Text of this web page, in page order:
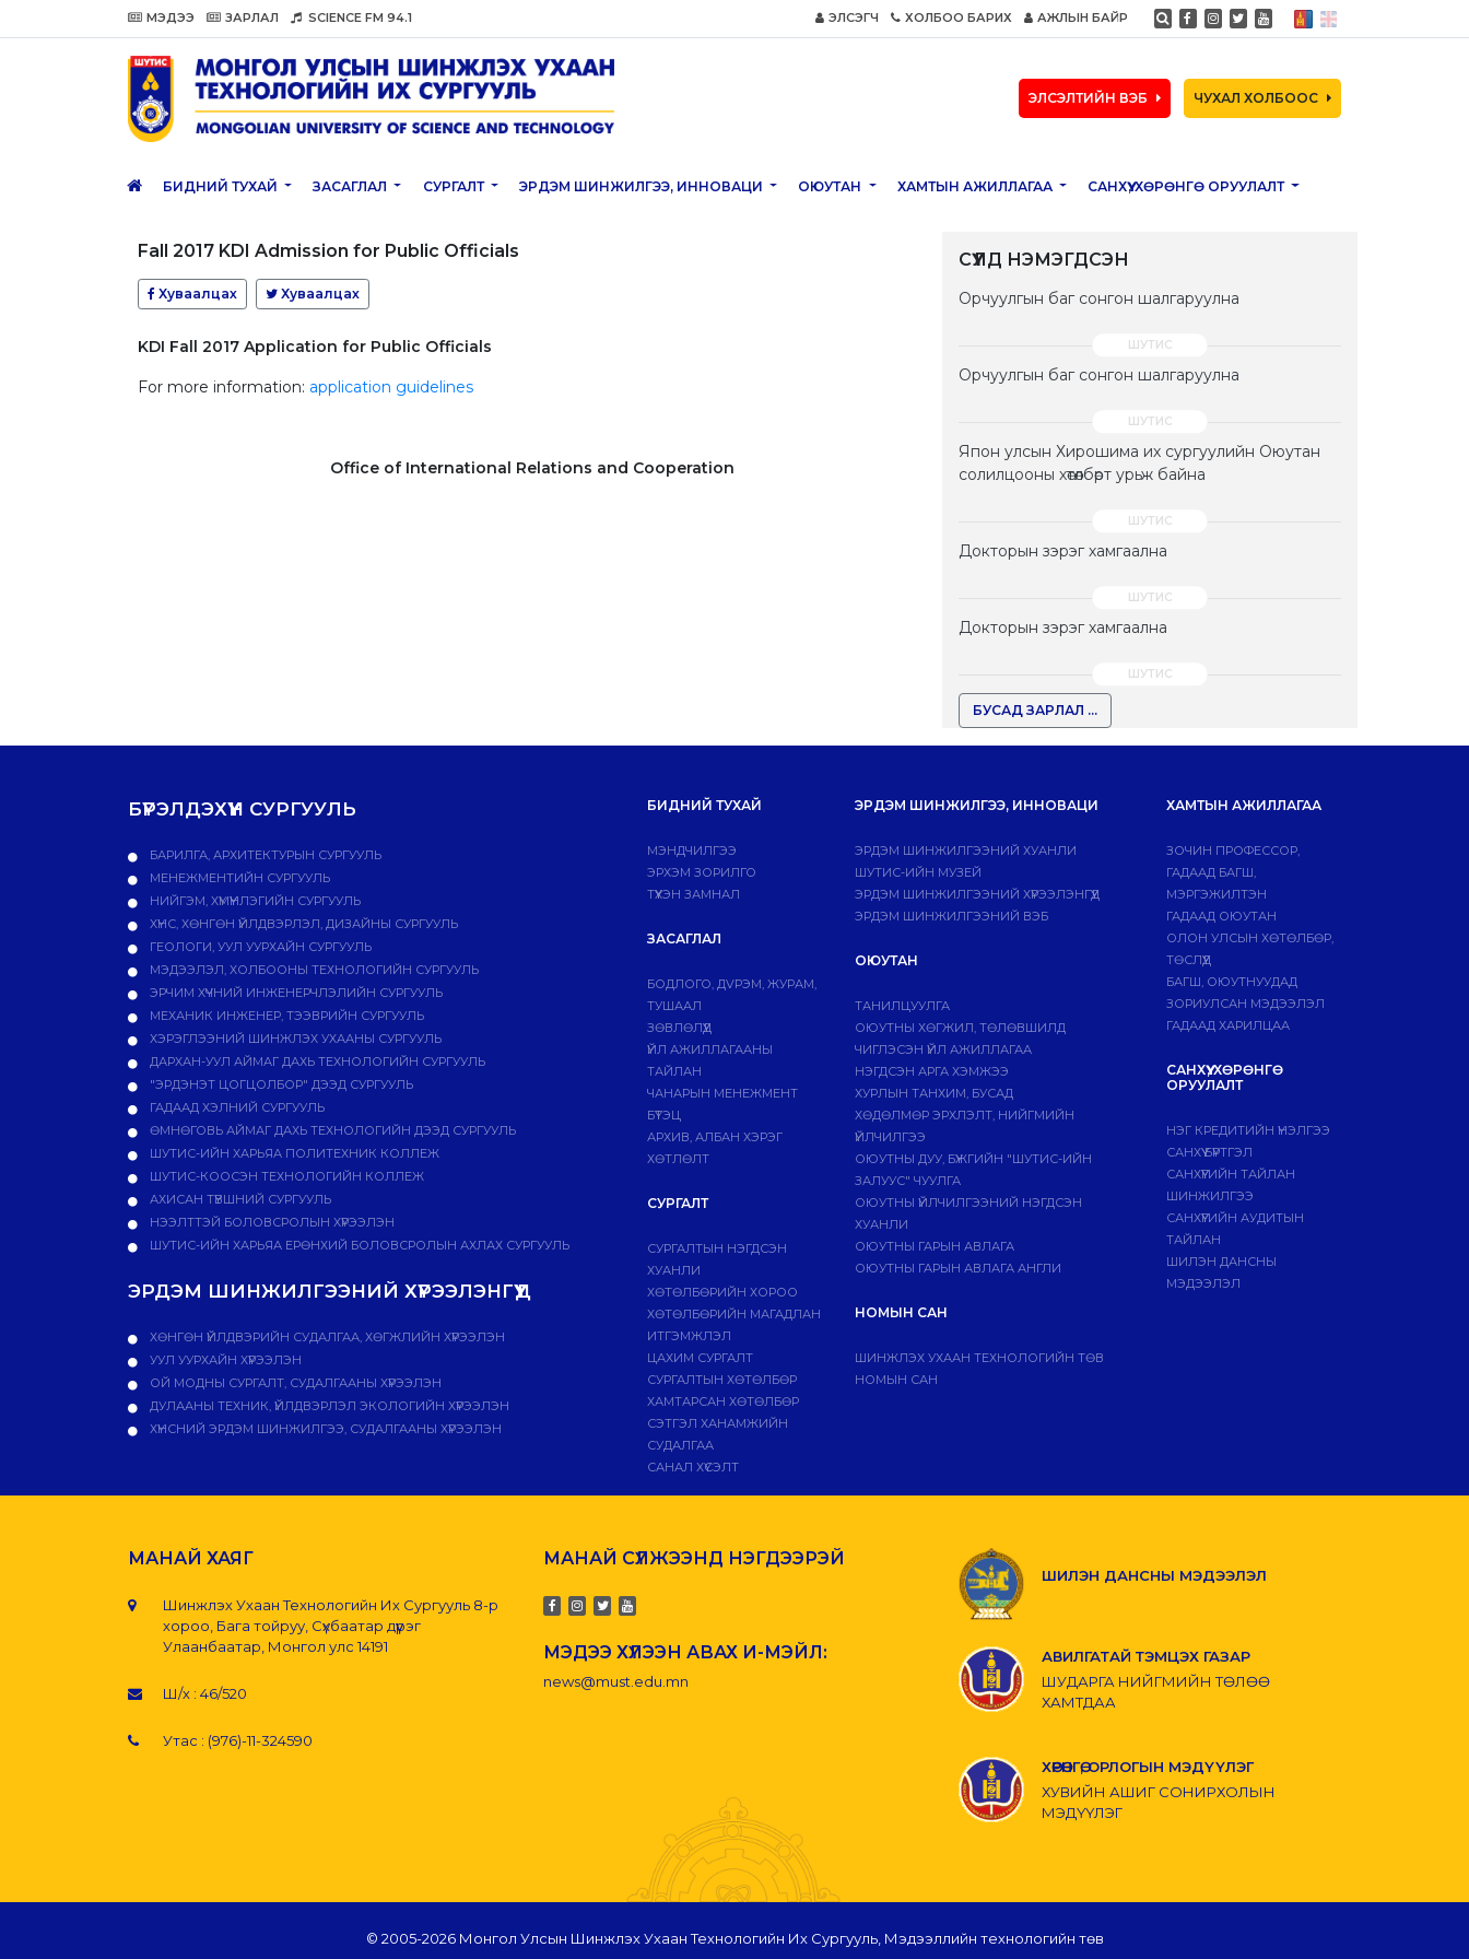
МЭДЭЭ ЗАРЛАЛ SCIENCE FM 94.1 ЭЛСЭГЧ ХОЛБОО БАРИХ АЖЛЫН БАЙР
ЭЛСЭЛТИЙН ВЭБ ЧУХАЛ ХОЛБООС
БИДНИЙ ТУХАЙ ЗАСАГЛАЛ СУРГАЛТ ЭРДЭМ ШИНЖИЛГЭЭ, ИННОВАЦИ ОЮУТАН ХАМТЫН АЖИЛЛАГАА САНХҮҮ, ХӨРӨНГӨ ОРУУЛАЛТ
Fall 2017 KDI Admission for Public Officials
Хуваалцах Хуваалцах
KDI Fall 2017 Application for Public Officials
For more information: application guidelines
Office of International Relations and Cooperation
СҮҮЛД НЭМЭГДСЭН
Орчуулгын баг сонгон шалгаруулна
Орчуулгын баг сонгон шалгаруулна
Япон улсын Хирошима их сургуулийн Оюутан
солилцооны хөтөлбөрт урьж байна
Докторын зэрэг хамгаална
Докторын зэрэг хамгаална
БУСАД ЗАРЛАЛ ...
БҮРЭЛДЭХҮҮН СУРГУУЛЬ
БАРИЛГА, АРХИТЕКТУРЫН СУРГУУЛЬ
МЕНЕЖМЕНТИЙН СУРГУУЛЬ
НИЙГЭМ, ХҮМҮҮНЛЭГИЙН СУРГУУЛЬ
ХҮНС, ХӨНГӨН ҮЙЛДВЭРЛЭЛ, ДИЗАЙНЫ СУРГУУЛЬ
ГЕОЛОГИ, УУЛ УУРХАЙН СУРГУУЛЬ
МЭДЭЭЛЭЛ, ХОЛБООНЫ ТЕХНОЛОГИЙН СУРГУУЛЬ
ЭРЧИМ ХҮЧНИЙ ИНЖЕНЕРЧЛЭЛИЙН СУРГУУЛЬ
МЕХАНИК ИНЖЕНЕР, ТЭЭВРИЙН СУРГУУЛЬ
ХЭРЭГЛЭЭНИЙ ШИНЖЛЭХ УХААНЫ СУРГУУЛЬ
ДАРХАН-УУЛ АЙМАГ ДАХЬ ТЕХНОЛОГИЙН СУРГУУЛЬ
"ЭРДЭНЭТ ЦОГЦОЛБОР" ДЭЭД СУРГУУЛЬ
ГАДААД ХЭЛНИЙ СУРГУУЛЬ
ӨМНӨГОВЬ АЙМАГ ДАХЬ ТЕХНОЛОГИЙН ДЭЭД СУРГУУЛЬ
ШУТИС-ИЙН ХАРЬЯА ПОЛИТЕХНИК КОЛЛЕЖ
ШУТИС-КООСЭН ТЕХНОЛОГИЙН КОЛЛЕЖ
АХИСАН ТҮВШНИЙ СУРГУУЛЬ
НЭЭЛТТЭЙ БОЛОВСРОЛЫН ХҮРЭЭЛЭН
ШУТИС-ИЙН ХАРЬЯА ЕРӨНХИЙ БОЛОВСРОЛЫН АХЛАХ СУРГУУЛЬ
ЭРДЭМ ШИНЖИЛГЭЭНИЙ ХҮРЭЭЛЭНГҮҮД
ХӨНГӨН ҮЙЛДВЭРИЙН СУДАЛГАА, ХӨГЖЛИЙН ХҮРЭЭЛЭН
УУЛ УУРХАЙН ХҮРЭЭЛЭН
ОЙ МОДНЫ СУРГАЛТ, СУДАЛГААНЫ ХҮРЭЭЛЭН
ДУЛААНЫ ТЕХНИК, ҮЙЛДВЭРЛЭЛ ЭКОЛОГИЙН ХҮРЭЭЛЭН
ХҮНСНИЙ ЭРДЭМ ШИНЖИЛГЭЭ, СУДАЛГААНЫ ХҮРЭЭЛЭН
БИДНИЙ ТУХАЙ
МЭНДЧИЛГЭЭ
ЭРХЭМ ЗОРИЛГО
ТҮҮХЭН ЗАМНАЛ
ЗАСАГЛАЛ
БОДЛОГО, ДVРЭМ, ЖУРАМ,
ТУШААЛ
ЗӨВЛӨЛҮҮД
ҮЙЛ АЖИЛЛАГААНЫ
ТАЙЛАН
ЧАНАРЫН МЕНЕЖМЕНТ
БҮТЭЦ
АРХИВ, АЛБАН ХЭРЭГ
ХӨТЛӨЛТ
СУРГАЛТ
СУРГАЛТЫН НЭГДСЭН
ХУАНЛИ
ХӨТӨЛБӨРИЙН ХОРОО
ХӨТӨЛБӨРИЙН МАГАДЛАН
ИТГЭМЖЛЭЛ
ЦАХИМ СУРГАЛТ
СУРГАЛТЫН ХӨТӨЛБӨР
ХАМТАРСАН ХӨТӨЛБӨР
СЭТГЭЛ ХАНАМЖИЙН
СУДАЛГАА
САНАЛ ХҮСЭЛТ
ЭРДЭМ ШИНЖИЛГЭЭ, ИННОВАЦИ
ЭРДЭМ ШИНЖИЛГЭЭНИЙ ХУАНЛИ
ШУТИС-ИЙН МУЗЕЙ
ЭРДЭМ ШИНЖИЛГЭЭНИЙ ХҮРЭЭЛЭНГҮҮД
ЭРДЭМ ШИНЖИЛГЭЭНИЙ ВЭБ
ОЮУТАН
ТАНИЛЦУУЛГА
ОЮУТНЫ ХӨГЖИЛ, ТӨЛӨВШИЛД
ЧИГЛЭСЭН ҮЙЛ АЖИЛЛАГАА
НЭГДСЭН АРГА ХЭМЖЭЭ
ХУРЛЫН ТАНХИМ, БУСАД
ХӨДӨЛМӨР ЭРХЛЭЛТ, НИЙГМИЙН
ҮЙЛЧИЛГЭЭ
ОЮУТНЫ ДУУ, БҮЖГИЙН "ШУТИС-ИЙН
ЗАЛУУС" ЧУУЛГА
ОЮУТНЫ ҮЙЛЧИЛГЭЭНИЙ НЭГДСЭН
ХУАНЛИ
ОЮУТНЫ ГАРЫН АВЛАГА
ОЮУТНЫ ГАРЫН АВЛАГА АНГЛИ
НОМЫН САН
ШИНЖЛЭХ УХААН ТЕХНОЛОГИЙН ТӨВ
НОМЫН САН
ХАМТЫН АЖИЛЛАГАА
ЗОЧИН ПРОФЕССОР,
ГАДААД БАГШ,
МЭРГЭЖИЛТЭН
ГАДААД ОЮУТАН
ОЛОН УЛСЫН ХӨТӨЛБӨР,
ТӨСЛҮҮД
БАГШ, ОЮУТНУУДАД
ЗОРИУЛСАН МЭДЭЭЛЭЛ
ГАДААД ХАРИЛЦАА
САНХҮҮ, ХӨРӨНГӨ
ОРУУЛАЛТ
НЭГ КРЕДИТИЙН ҮНЭЛГЭЭ
САНХҮҮ БҮРТГЭЛ
САНХҮҮГИЙН ТАЙЛАН
ШИНЖИЛГЭЭ
САНХҮҮГИЙН АУДИТЫН
ТАЙЛАН
ШИЛЭН ДАНСНЫ
МЭДЭЭЛЭЛ
МАНАЙ ХАЯГ
Шинжлэх Ухаан Технологийн Их Сургууль 8-р
хороо, Бага тойруу, Сүхбаатар дүүрэг
Улаанбаатар, Монгол улс 14191
Ш/х : 46/520
Утас : (976)-11-324590
МАНАЙ СҮЛЖЭЭНД НЭГДЭЭРЭЙ
МЭДЭЭ ХҮЛЭЭН АВАХ И-МЭЙЛ:
news@must.edu.mn
ШИЛЭН ДАНСНЫ МЭДЭЭЛЭЛ
АВИЛГАТАЙ ТЭМЦЭХ ГАЗАР
ШУДАРГА НИЙГМИЙН ТӨЛӨӨ
ХАМТДАА
ХӨРӨНГӨ, ОРЛОГЫН МЭДҮҮЛЭГ
ХУВИЙН АШИГ СОНИРХОЛЫН
МЭДҮҮЛЭГ
© 2005-2026 Монгол Улсын Шинжлэх Ухаан Технологийн Их Сургууль, Мэдээллийн технологийн төв